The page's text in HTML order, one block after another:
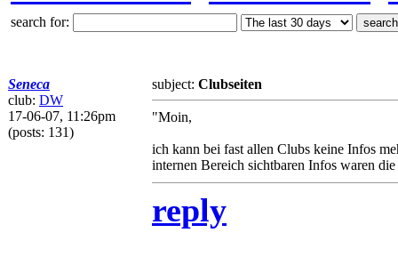
search for:
Seneca
club: DW
17-06-07, 11:26pm
(posts: 131)
subject: Clubseiten
"Moin,
ich kann bei fast allen Clubs keine Infos
internen Bereich sichtbaren Infos waren
reply